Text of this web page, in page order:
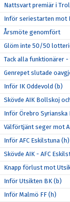
Nattsvart premiär i
Inför seriestarten mot
Årsmöte genomfört
Glöm inte 50/50
Tack alla funktionärer
Genrepet slutade
Inför IK Oddevold (b)
Skövde AIK Bollskoj
Inför Örebro Syrianska
Välförtjänt seger mot
Inför AFC Eskilstuna (h)
Skövde AIK - AFC
Knapp förlust mot
Inför Utsikten BK (b)
Inför Malmö FF (h)